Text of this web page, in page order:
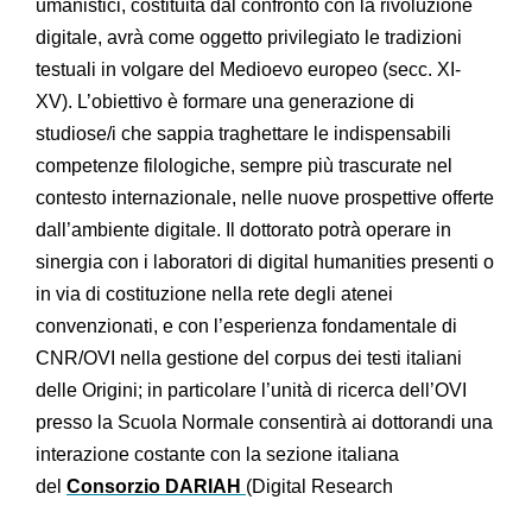
umanistici, costituita dal confronto con la rivoluzione
digitale, avrà come oggetto privilegiato le tradizioni
testuali in volgare del Medioevo europeo (secc. XI-
XV). L’obiettivo è formare una generazione di
studiose/i che sappia traghettare le indispensabili
competenze filologiche, sempre più trascurate nel
contesto internazionale, nelle nuove prospettive offerte
dall’ambiente digitale. Il dottorato potrà operare in
sinergia con i laboratori di digital humanities presenti o
in via di costituzione nella rete degli atenei
convenzionati, e con l’esperienza fondamentale di
CNR/OVI nella gestione del corpus dei testi italiani
delle Origini; in particolare l’unità di ricerca dell ’OVI
presso la Scuola Normale consentirà ai dottorandi una
interazione costante con la sezione italiana
del Consorzio DARIAH (Digital Research